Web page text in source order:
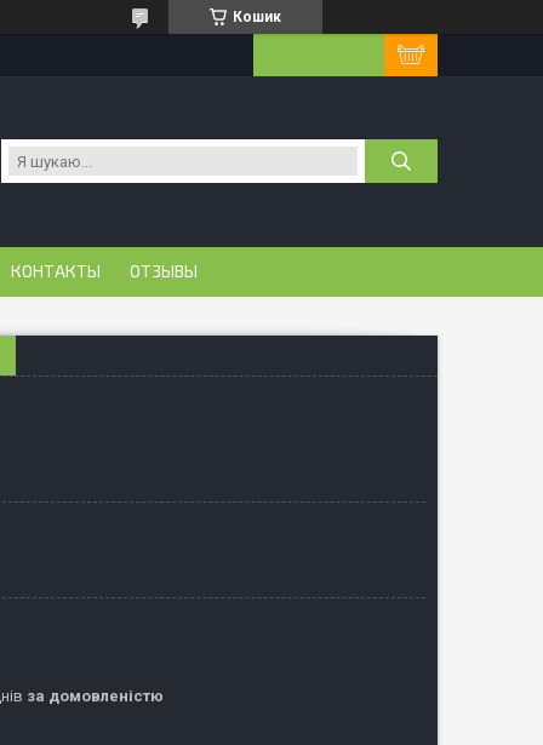
Кошик
КОНТАКТЫ ОТЗЫВЫ
за домовленістю